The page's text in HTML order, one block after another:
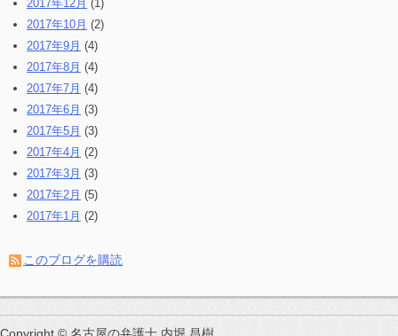
2017年12月 (1)
2017年10月 (2)
2017年9月 (4)
2017年8月 (4)
2017年7月 (4)
2017年6月 (3)
2017年5月 (3)
2017年4月 (2)
2017年3月 (3)
2017年2月 (5)
2017年1月 (2)
このブログを購読